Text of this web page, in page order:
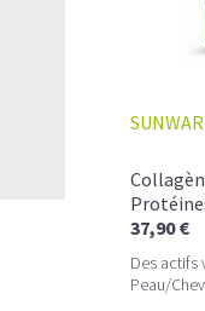
37,90 €
Des actifs
Peau/